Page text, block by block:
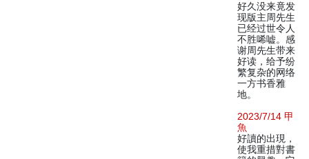
好久没来竟发
现版主周先生
已经过世令人
不胜唏嘘。感
谢周先生带来
好读，给予纷
繁复杂的网络
一方书香雅
地。
2023/7/14 甲
魚
好讀的出現，
使我重措對書